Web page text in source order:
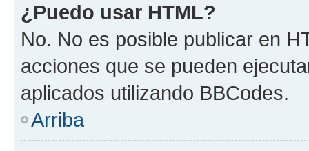
¿Puedo usar HTML?
No. No es posible publicar en
acciones que se pueden
aplicados utilizando BBCodes.
Arriba